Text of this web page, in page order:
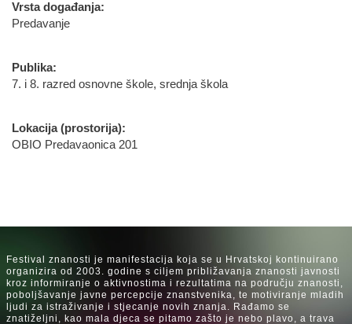
Vrsta događanja:
Predavanje
Publika:
7. i 8. razred osnovne škole, srednja škola
Lokacija (prostorija):
OBIO Predavaonica 201
Festival znanosti je manifestacija koja se u Hrvatskoj kontinuirano
organizira od 2003. godine s ciljem približavanja znanosti javnosti
kroz informiranje o aktivnostima i rezultatima na području znanosti,
poboljšavanje javne percepcije znanstvenika, te motiviranje mladih
ljudi za istraživanje i stjecanje novih znanja. Rađamo se
znatiželjni, kao mala djeca se pitamo zašto je nebo plavo, a trava